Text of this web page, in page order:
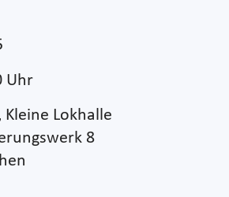
Uhr
Lokhalle
8